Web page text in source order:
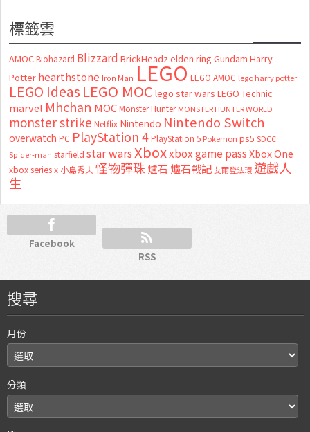
標籤雲
AMOC Biohazard Blizzard BrickHeadz elden ring Gundam Harry
Potter hearthstone Iron Man LEGO LEGO AMOC lego harry potter
LEGO Ideas LEGO MOC lego star wars LEGO Technic
marvel Mhchan MOC Monster Hunter MONSTER HUNTER WORLD
monster strike Netflix Nintendo Nintendo Switch
overwatch PC PlayStation 4 PlayStation 5 Pokemon ps5 SDCC
Spider-man starfield star warsXboxxbox game passXbox One
xbox series x 小島秀夫怪物彈珠 爐石 爐石戰記艾爾登法環 遊戲人
生
Facebook
RSS
搜尋
月份
分類